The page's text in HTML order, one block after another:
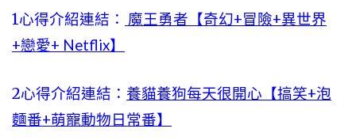
1心得介紹連結： 魔王勇者【奇幻+冒險+異世界
+戀愛+ Netflix】
2心得介紹連結： 養貓養狗每天很開心【搞笑+泡
麵番+萌寵動物日常番】